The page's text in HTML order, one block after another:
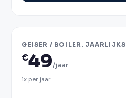
GEISER / BOILER. JAARLIJKS
€49/jaar
1x per jaar